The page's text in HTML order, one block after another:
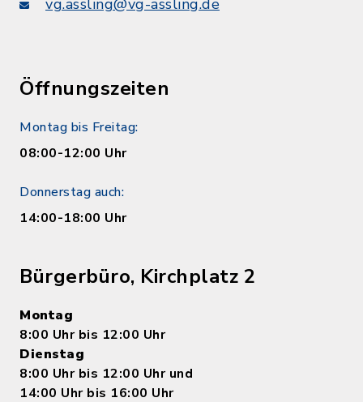
Öffnungszeiten
Montag bis Freitag:
08:00-12:00 Uhr
Donnerstag auch:
14:00-18:00 Uhr
Bürgerbüro, Kirchplatz 2
Montag
8:00 Uhr bis 12:00 Uhr
Dienstag
8:00 Uhr bis 12:00 Uhr und
14:00 Uhr bis 16:00 Uhr